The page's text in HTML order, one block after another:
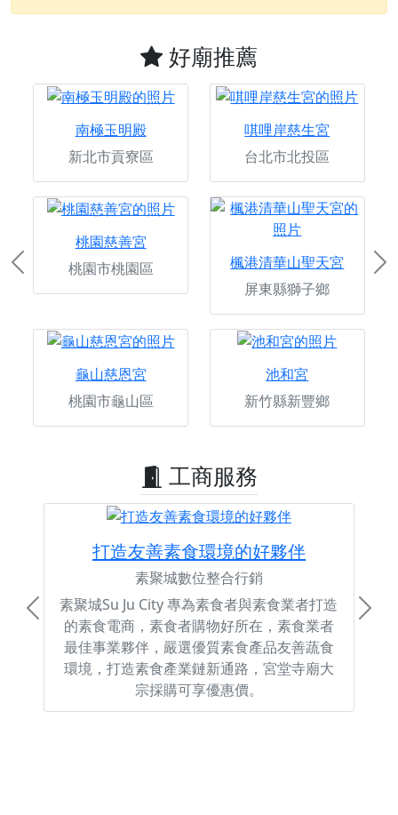
好廟推薦
南極玉明殿
新北市貢寮區
唭哩岸慈生宮
台北市北投區
桃園慈善宮
桃園市桃園區
楓港清華山聖天宮
屏東縣獅子鄉
龜山慈恩宮
桃園市龜山區
池和宮
新竹縣新豐鄉
Previous
工商服務
打造友善素食環境的好夥伴
素聚城數位整合行銷
素聚城Su Ju City 專為素食者與素食業者打造
的素食電商，素食者購物好所在，素食業者
最佳事業夥伴，嚴選優質素食產品友善蔬食
環境，打造素食產業鏈新通路，宮堂寺廟大
宗採購可享優惠價。
Previous Next